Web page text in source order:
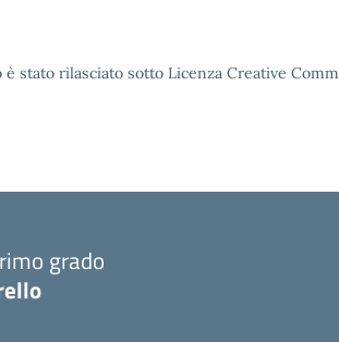
stato rilasciato sotto Licenza Creative
grado